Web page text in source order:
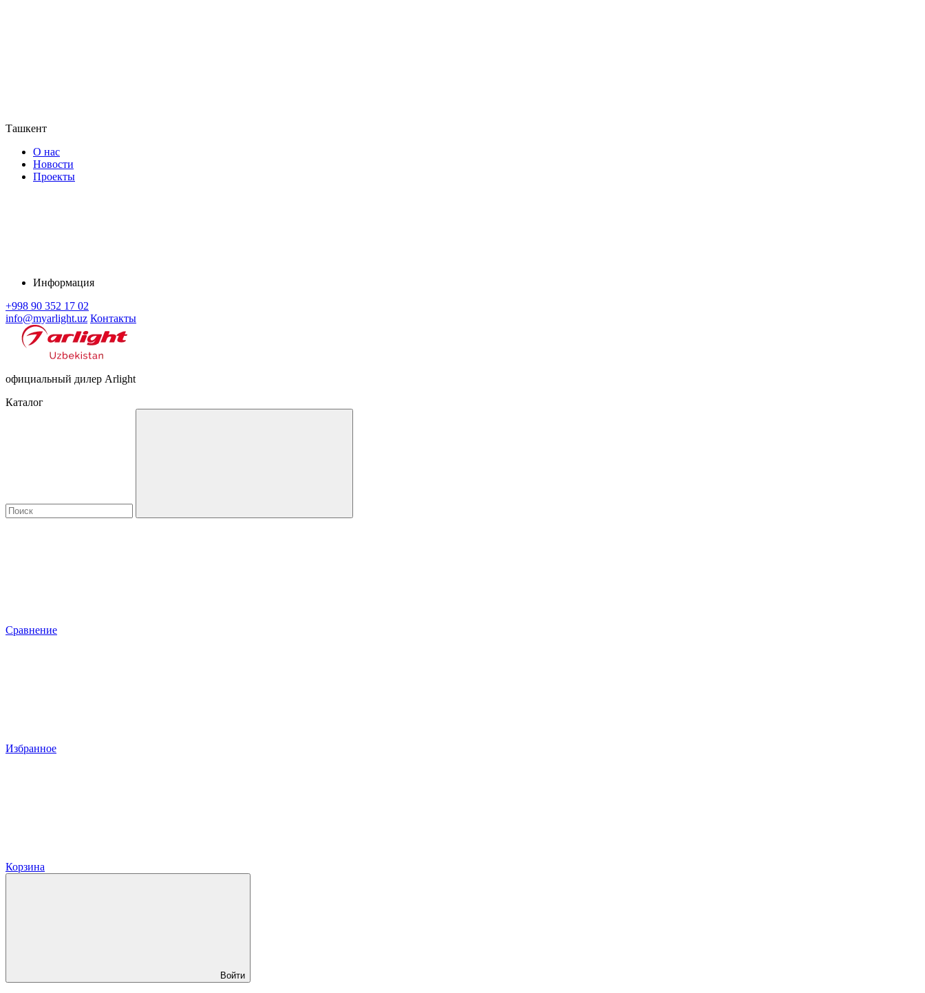
Ташкент
О нас
Новости
Проекты
Информация
+998 90 352 17 02
info@myarlight.uz Контакты
официальный дилер Arlight
Каталог
Сравнение
Избранное
Корзина
Войти